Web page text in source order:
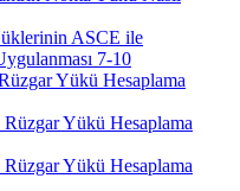
ASCE ile
7-10
Yükü Hesaplama
Yükü Hesaplama
Yükü Hesaplama